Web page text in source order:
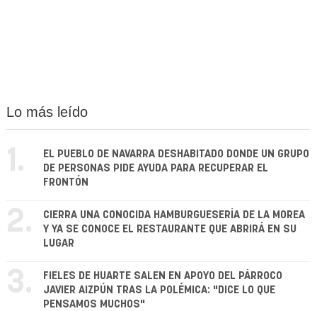
Lo más leído
1.
EL PUEBLO DE NAVARRA DESHABITADO DONDE UN GRUPO
DE PERSONAS PIDE AYUDA PARA RECUPERAR EL
FRONTÓN
2.
CIERRA UNA CONOCIDA HAMBURGUESERÍA DE LA MOREA
Y YA SE CONOCE EL RESTAURANTE QUE ABRIRÁ EN SU
LUGAR
3.
FIELES DE HUARTE SALEN EN APOYO DEL PÁRROCO
JAVIER AIZPÚN TRAS LA POLÉMICA: "DICE LO QUE
PENSAMOS MUCHOS"